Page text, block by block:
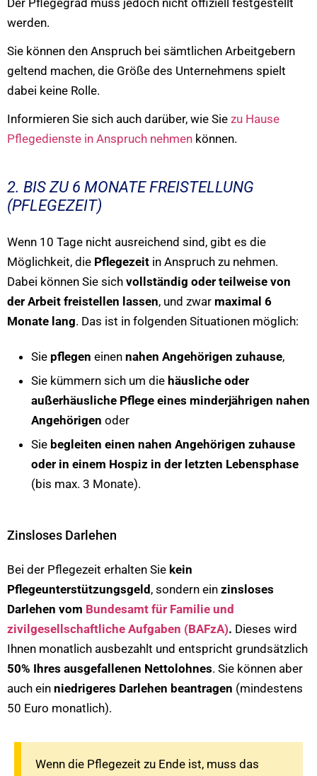
Der Pflegegrad muss jedoch nicht offiziell festgestellt
werden.
Sie können den Anspruch bei sämtlichen Arbeitgebern
geltend machen, die Größe des Unternehmens spielt
dabei keine Rolle.
Informieren Sie sich auch darüber, wie Sie zu Hause
Pflegedienste in Anspruch nehmen können.
2. BIS ZU 6 MONATE FREISTELLUNG
(PFLEGEZEIT)
Wenn 10 Tage nicht ausreichend sind, gibt es die
Möglichkeit, die Pflegezeit in Anspruch zu nehmen.
Dabei können Sie sich vollständig oder teilweise von
der Arbeit freistellen lassen, und zwar maximal 6
Monate lang. Das ist in folgenden Situationen möglich:
Sie pflegen einen nahen Angehörigen zuhause,
Sie kümmern sich um die häusliche oder
außerhäusliche Pflege eines minderjährigen nahen
Angehörigen oder
Sie begleiten einen nahen Angehörigen zuhause
oder in einem Hospiz in der letzten Lebensphase
(bis max. 3 Monate).
Zinsloses Darlehen
Bei der Pflegezeit erhalten Sie kein
Pflegeunterstützungsgeld , sondern ein zinsloses
Darlehen vom Bundesamt für Familie und
zivilgesellschaftliche Aufgaben (BAFzA). Dieses wird
Ihnen monatlich ausbezahlt und entspricht grundsätzlich
50% Ihres ausgefallenen Nettolohnes. Sie können aber
auch ein niedrigeres Darlehen beantragen (mindestens
50 Euro monatlich).
Wenn die Pflegezeit zu Ende ist, muss das